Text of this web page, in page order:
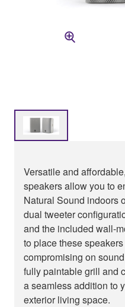
Versatile and
speakers allow you to
Natural Sound indoors
dual tweeter
and the included wall-
to place these
compromising on
fully paintable grill and
a seamless addition to
exterior living space.